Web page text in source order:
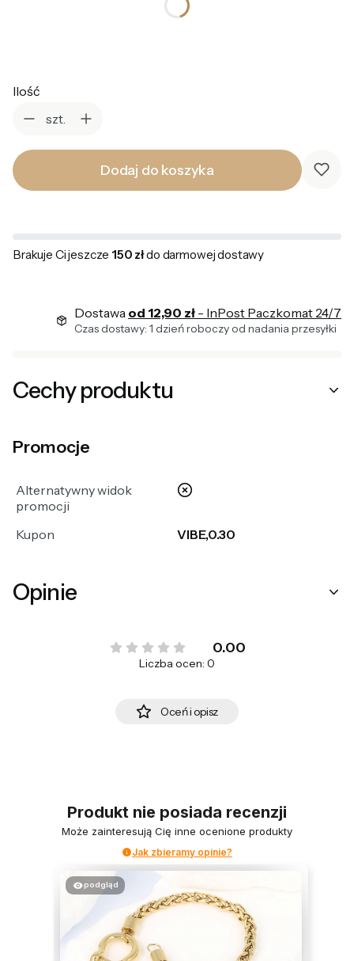
Ilość
szt.
Dodaj do koszyka
Brakuje Ci jeszcze 150 złdo darmowej dostawy
Dostawa od 12,90 zł - InPost Paczkomat 24/7
Czas dostawy: 1 dzień roboczy od nadania przesyłki
Cechy produktu
Promocje
Alternatywny widok
promocji
nie
Kupon VIBE,0.30
Opinie
0.00
Liczba ocen: 0
Oceń i opisz
Produkt nie posiada recenzji
Może zainteresują Cię inne ocenione produkty
Jak zbieramy opinie?
podgląd